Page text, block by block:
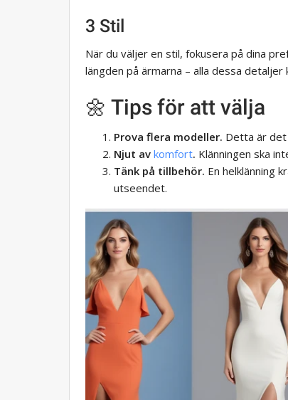
3 Stil
När du väljer en stil, fokusera på dina
längden på ärmarna – alla dessa
🌼 Tips för att välja
Prova flera modeller. Detta är
Njut av komfort. Klänningen ska
Tänk på tillbehör. En helklänning
utseendet.